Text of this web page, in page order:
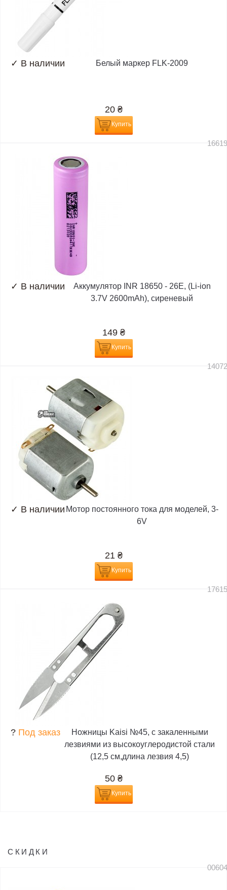
✓ В наличии Белый маркер FLK-2009
20 ₴
Купить
✓ В наличии
Аккумулятор INR 18650 - 26E, (Li-ion
3.7V 2600mAh), сиреневый
149 ₴
Купить
✓ В наличии Мотор постоянного тока для моделей, 3-
6V
21 ₴
Купить
? Под заказ
Ножницы Kaisi №45, с закаленными
лезвиями из высокоуглеродистой стали
(12,5 см,длина лезвия 4,5)
50 ₴
Купить
СКИДКИ